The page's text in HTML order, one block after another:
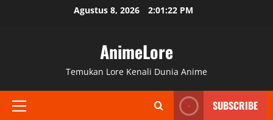
Agustus 8, 2026 2:01:23 PM
AnimeLore
Temukan Lore Kenali Dunia Anime
Primary
SUBSCRIBE